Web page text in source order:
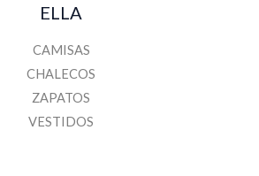
ELLA
CAMISAS
CHALECOS
ZAPATOS
VESTIDOS